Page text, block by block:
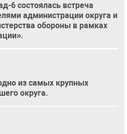
6 состоялась встреча
администрации округа и
обороны в рамках
из самых крупных
округа.